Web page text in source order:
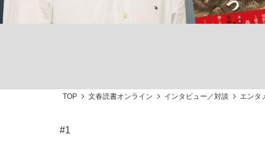
TOP 文春読書オンライン インタビュー／対談 エンタ
#1